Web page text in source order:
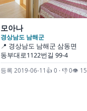
모아나
경상남도 남해군
📍 경상남도 남해군 삼동면
동부대로1122번길 99-4
등록 2019-06-11 👍 0 · 👎 0👁 15